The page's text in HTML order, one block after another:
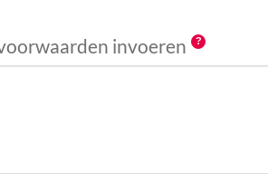
invoeren